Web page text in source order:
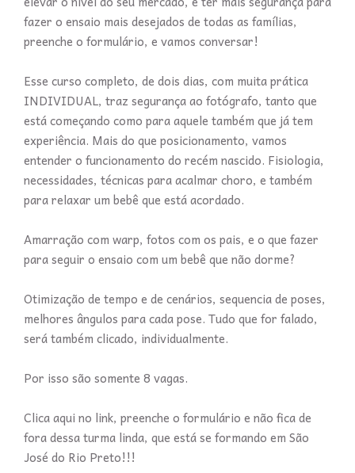
fazer o ensaio mais desejados de todas as famílias,
preenche o formulário, e vamos conversar!
Esse curso completo, de dois dias, com muita prática
INDIVIDUAL, traz segurança ao fotógrafo, tanto que
está começando como para aquele também que já tem
experiência. Mais do que posicionamento, vamos
entender o funcionamento do recém nascido. Fisiologia,
necessidades, técnicas para acalmar choro, e também
para relaxar um bebê que está acordado.
Amarração com warp, fotos com os pais, e o que fazer
para seguir o ensaio com um bebê que não dorme?
Otimização de tempo e de cenários, sequencia de poses,
melhores ângulos para cada pose. Tudo que for falado,
será também clicado, individualmente.
Por isso são somente 8 vagas.
Clica aqui no link, preenche o formulário e não fica de
fora dessa turma linda, que está se formando em São
José do Rio Preto!!!